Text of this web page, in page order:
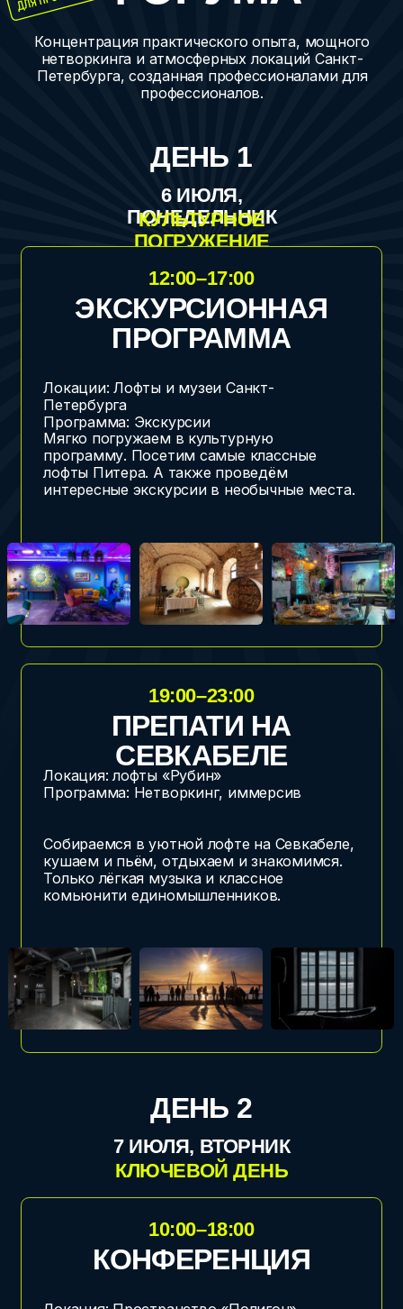
интересные экскурсии в необычные места.
19:00–23:00
Собираемся в уютной лофте на Севкабеле,
кушаем и пьём, отдыхаем и знакомимся.
Только лёгкая музыка и классное
Программа: Нетворкинг, иммерсив
ПРЕПАТИ НА
СЕВКАБЕЛЕ
7 ИЮЛЯ, ВТОРНИК
КЛЮЧЕВОЙ ДЕНЬ
ДЕНЬ 2
10:00–18:00
Собираемся на необычной площадке,
чтобы перезагрузить привычные бизнес-
в перерывах — нетворкинг, вкусная еда,
напитки и тонны инсайдов и инсайтов.
Локация: Пространство «Полигон»
Программа: выступления спикеров,
мастер-классы, нетворкинг, иммерсивное
19:00–00:00
Продолжаем общение без галстуков
и презентаций. Музыка и танцы, авторская
чтобы в неформальной обстановке
закрепить знакомства.
Локация: Главлофт на Лиговском
Программа: веселье, музыка, конкурсы,
ОТРЫВНАЯ